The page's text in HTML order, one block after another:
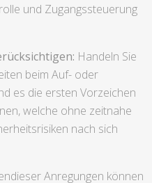
und Zugangssteuerung
Handeln Sie
beim Auf- oder
es die ersten Vorzeichen
welche ohne zeitnahe
nach sich
Anregungen können